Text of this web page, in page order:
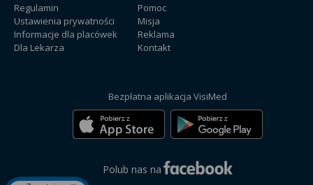
Regulamin
Ustawienia prywatności
Informacje dla placówek
Dla Lekarza
Pomoc
Misja
Reklama
Kontakt
Bezpłatna aplikacja VisiMed
Polub nas na